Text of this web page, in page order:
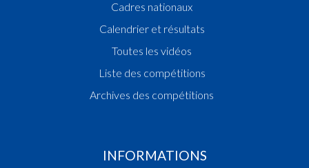
Vainqueur Coupe de Luxembourg
Champion des Filles Scolaires
Champion de Luxembourg
Champion des Fillettes
Cadres nationaux
Calendrier et résultats
Toutes les vidéos
Liste des compétitions
Archives des compétitions
INFORMATIONS